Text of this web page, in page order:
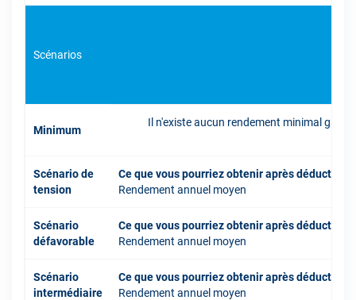
Scénarios
Minimum
Il n'existe aucun rendement minimal
Scénario de
tension
Ce que vous pourriez obtenir après déduction
Rendement annuel moyen
Scénario
défavorable
Ce que vous pourriez obtenir après déduction
Rendement annuel moyen
Scénario
intermédiaire
Ce que vous pourriez obtenir après déduction
Rendement annuel moyen